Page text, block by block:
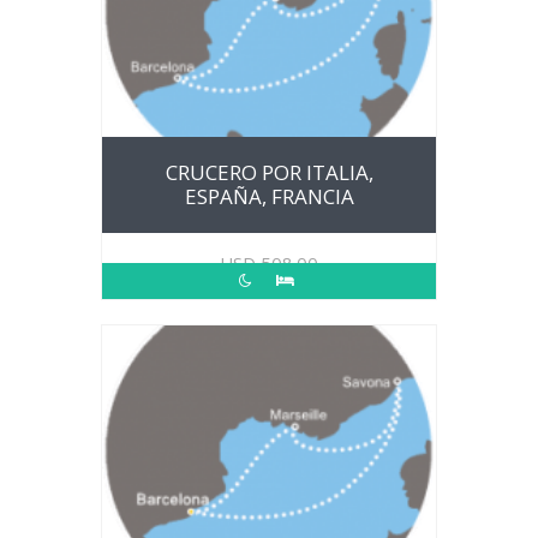
CRUCERO POR ITALIA,
ESPAÑA, FRANCIA
USD508.00